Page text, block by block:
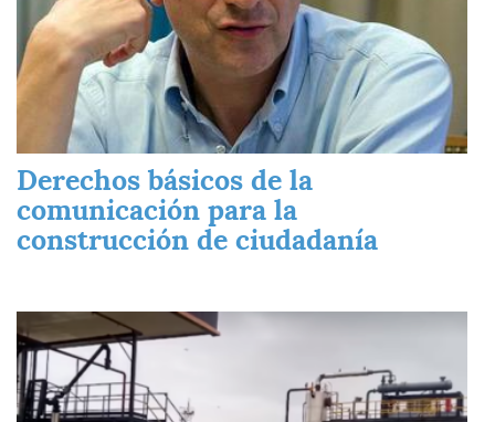
Derechos básicos de la
comunicación para la
construcción de ciudadanía